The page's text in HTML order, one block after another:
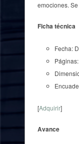
emociones.
Ficha técnica
Fecha:
[Adquirir]
Avance